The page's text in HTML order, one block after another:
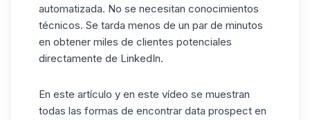
automatizada. No se necesitan conocimientos
técnicos. Se tarda menos de un par de minutos
en obtener miles de clientes potenciales
directamente de LinkedIn.
En este artículo y en este vídeo se muestran
todas las formas de encontrar data prospect en